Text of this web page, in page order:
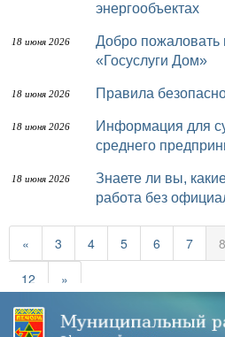
энергообъектах
18 июня 2026
Добро пожаловать в официальный канал
«Госуслуги Дом»
18 июня 2026 Правила
18 июня 2026
Информация для субъектов малого и
среднего
18 июня 2026
Знаете ли вы, какие риски влечёт за собой
работа без
« 3 4 5 6 7 8
12
»